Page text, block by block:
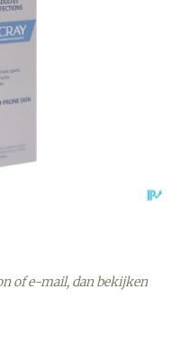
of e-mail, dan bekijken